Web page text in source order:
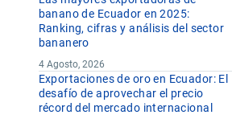
banano de Ecuador en 2025:
Ranking, cifras y análisis del sector
bananero
4 Agosto, 2026
Exportaciones de oro en Ecuador: El
desafío de aprovechar el precio
récord del mercado internacional